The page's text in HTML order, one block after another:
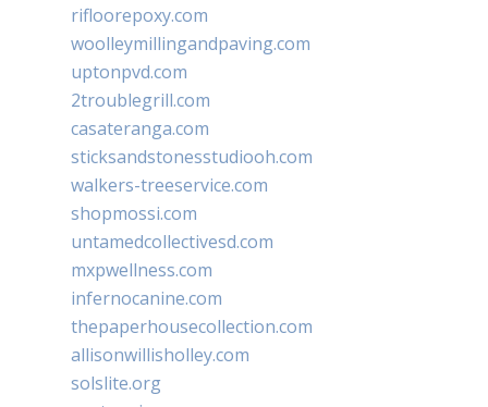
rifloorepoxy.com
woolleymillingandpaving.com
uptonpvd.com
2troublegrill.com
casateranga.com
sticksandstonesstudiooh.com
walkers-treeservice.com
shopmossi.com
untamedcollectivesd.com
mxpwellness.com
infernocanine.com
thepaperhousecollection.com
allisonwillisholley.com
solslite.org